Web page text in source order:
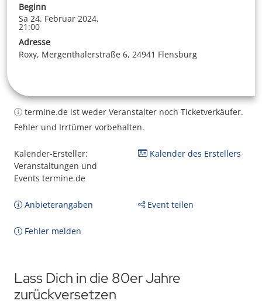
Beginn
Sa 24. Februar 2024,
21:00
Adresse
Roxy, Mergenthalerstraße 6, 24941 Flensburg
termine.de ist weder Veranstalter noch Ticketverkäufer.
Fehler und Irrtümer vorbehalten.
Kalender-Ersteller:
Veranstaltungen und
Events termine.de
Kalender des Erstellers
Anbieterangaben Event teilen
Fehler melden
Lass Dich in die 80er Jahre
zurückversetzen